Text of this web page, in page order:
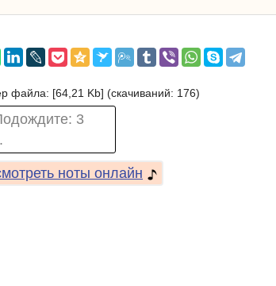
файла: [64,21 Kb] (cкачиваний: 176)
3
ноты онлайн